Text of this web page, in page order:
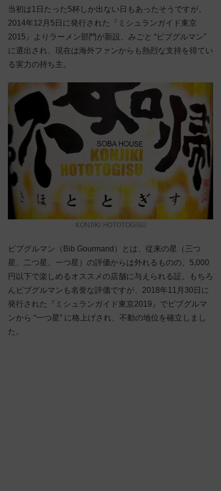
当初は1日たった5杯しか出ない日もあったそうですが、
2014年12月5日に発行された『ミシュランガイド東京
2015』よりラーメン部門が新設、みごと “ビブグルマン”
に選出され、現在は海外ファンからも熱烈な支持を得てい
る実力の持ち主。
KONJIKI HOTOTOGISU
ビブグルマン（Bib Gourmand）とは、従来の星（三つ
星、二つ星、一つ星）の評価からは外れるものの、5,000
円以下で楽しめるオススメの店舗に与えられる証。もちろ
んビブグルマンも名誉な評価ですが、2018年11月30日に
発行された『ミシュランガイド東京2019』でビブグルマ
ンから “一つ星” に格上げされ、不動の地位を確立しまし
た。